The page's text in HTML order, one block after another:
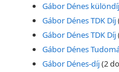
Gábor Dénes különdíj
Gábor Dénes TDK Díj
Gábor Dénes TDK Díj
Gábor Dénes
Gábor Dénes-díj(2